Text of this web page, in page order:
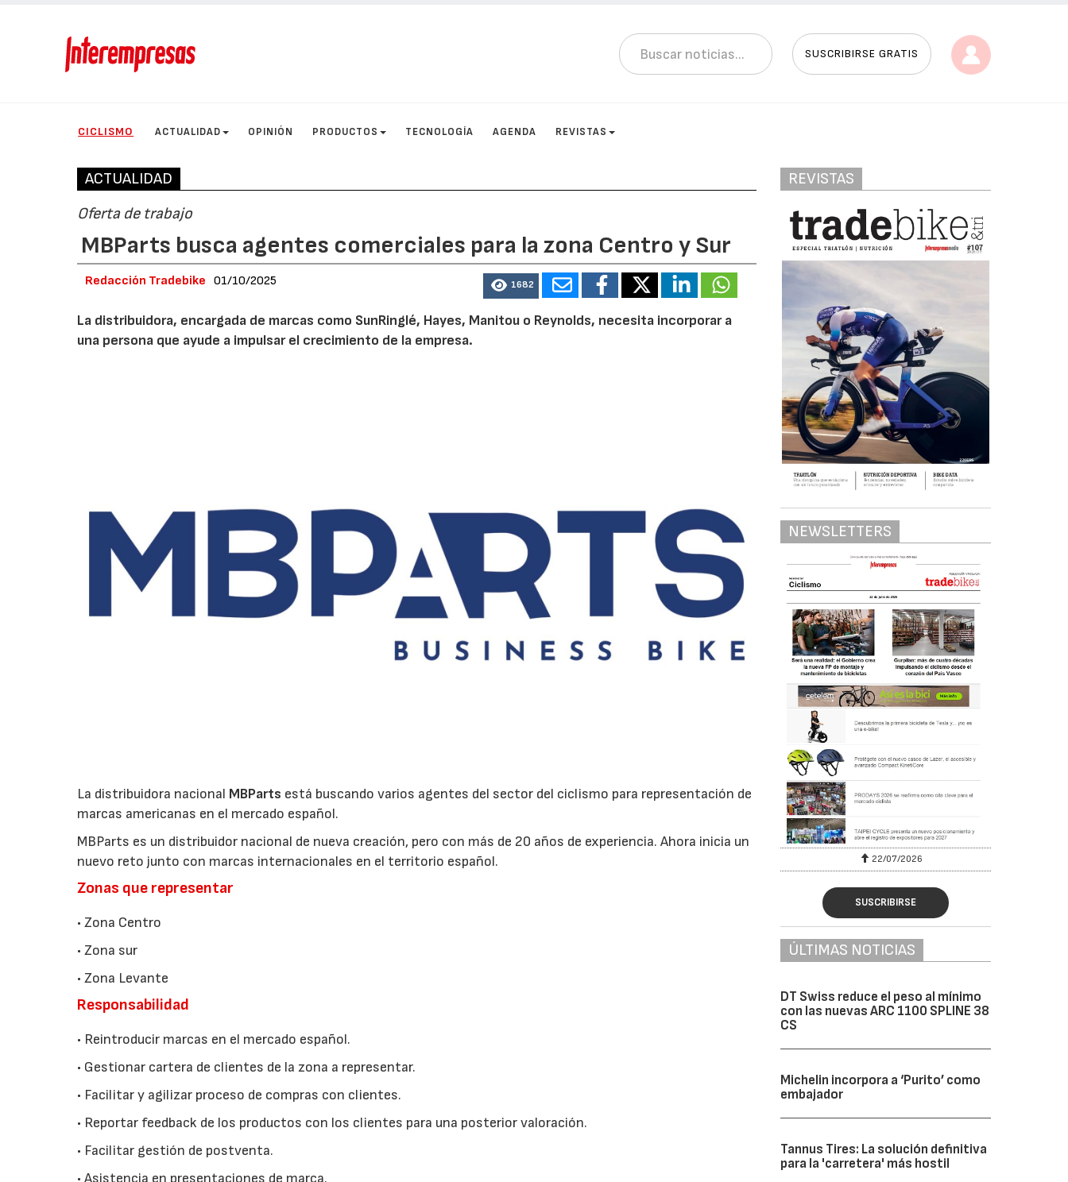
SUSCRIBIRSE GRATIS
CICLISMO ACTUALIDAD OPINIÓN PRODUCTOS TECNOLOGÍA AGENDA REVISTAS
ACTUALIDAD
Oferta de trabajo
MBParts busca agentes comerciales para la zona Centro y Sur
Redacción Tradebike 01/10/2025 1682
La distribuidora, encargada de marcas como SunRinglé, Hayes, Manitou o Reynolds, necesita incorporar a
una persona que ayude a impulsar el crecimiento de la empresa.
La distribuidora nacional MBParts está buscando varios agentes del sector del ciclismo para representación de
marcas americanas en el mercado español.
MBParts es un distribuidor nacional de nueva creación, pero con más de 20 años de experiencia. Ahora inicia un
nuevo reto junto con marcas internacionales en el territorio español.
Zonas que representar
• Zona Centro
• Zona sur
• Zona Levante
Responsabilidad
• Reintroducir marcas en el mercado español.
• Gestionar cartera de clientes de la zona a representar.
• Facilitar y agilizar proceso de compras con clientes.
• Reportar feedback de los productos con los clientes para una posterior valoración.
• Facilitar gestión de postventa.
• Asistencia en presentaciones de marca.
REVISTAS
NEWSLETTERS
22/07/2026 22/07/2026
SUSCRIBIRSE
ÚLTIMAS NOTICIAS
DT Swiss reduce el peso al mínimo
con las nuevas ARC 1100 SPLINE 38
CS
Michelin incorpora a ‘Purito’ como
embajador
Tannus Tires: La solución definitiva
para la 'carretera' más hostil